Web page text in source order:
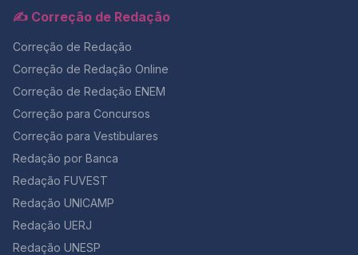
✍️ Correção de Redação
Correção de Redação
Correção de Redação Online
Correção de Redação ENEM
Correção para Concursos
Correção para Vestibulares
Redação por Banca
Redação FUVEST
Redação UNICAMP
Redação UERJ
Redação UNESP